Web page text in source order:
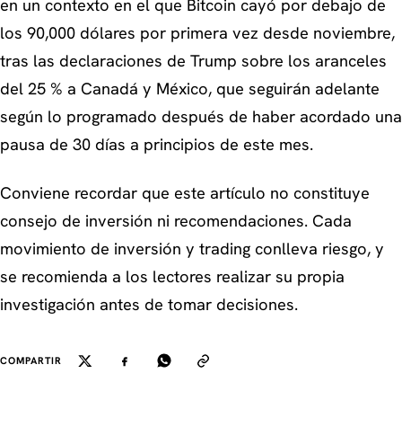
en un contexto en el que Bitcoin cayó por debajo de
los 90,000 dólares por primera vez desde noviembre,
tras las declaraciones de Trump sobre los aranceles
del 25 % a Canadá y México, que seguirán adelante
según lo programado después de haber acordado una
pausa de 30 días a principios de este mes.
Conviene recordar que este artículo no constituye
consejo de inversión ni recomendaciones. Cada
movimiento de inversión y trading conlleva riesgo, y
se recomienda a los lectores realizar su propia
investigación antes de tomar decisiones.
COMPARTIR